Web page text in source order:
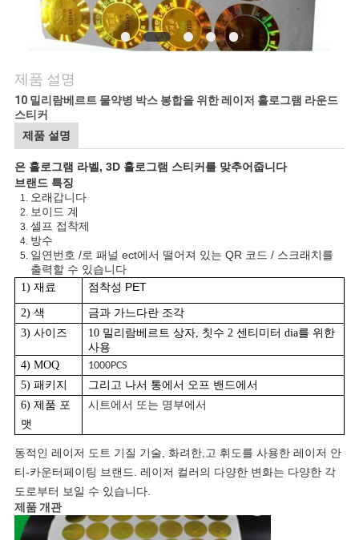
스
경
우
사
이
트
맵
PRIVACY
POLICY
제품 설명
10 밀리람베르트 물약병 박스 봉합을 위한 레이저 홀로그램 라운드
스티커
제품 설명
은 홀로그램 라벨, 3D 홀로그램 스티커를 맞추어줍니다
브랜드 특징
오래갑니다
보이드 계
셀프 접착제
방수
일연번호 /로 패널 ect에서 떨어져 있는 QR 코드 / 스크래치를
출력할 수 있습니다
1) 재료 점착성 PET
2) 색 금과 가느다란 조각
3) 사이즈
10 밀리람베르트 상자, 칫수 2 센티미터 dia를 위한
사용
4) MOQ
1000PCS
5) 패키지
그리고 나서 통에서 오프 밴드에서
6) 제품 포
맷
시트에서 또는 명부에서
동적인 레이저 도트 기질 기술, 화려한,고 휘도를 사용한 레이저 안
티-카운터페이팅 브랜드. 레이저 컬러의 다양한 변화는 다양한 각
도로부터 보일 수 있습니다.
제품 개관